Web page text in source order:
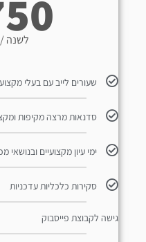
לשנה / 16%
שעורים לייב עם בעלי
סדנאות מרצה מקיפות
ימי עיון מקצועיים ובנושאי
סקירות כלכליות עדכניות
גישה לקבוצת פייסבוק